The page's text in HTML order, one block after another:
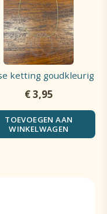
ketting goudkleurig
€3,95
TOEVOEGEN AAN
WINKELWAGEN